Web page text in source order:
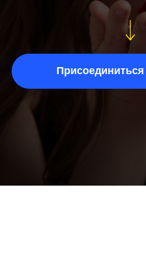
Присоединиться